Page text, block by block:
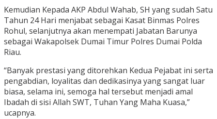
Kemudian Kepada AKP Abdul Wahab, SH yang sudah Satu
Tahun 24 Hari menjabat sebagai Kasat Binmas Polres
Rohul, selanjutnya akan menempati Jabatan Barunya
sebagai Wakapolsek Dumai Timur Polres Dumai Polda
Riau.
“Banyak prestasi yang ditorehkan Kedua Pejabat ini serta
pengabdian, loyalitas dan dedikasinya yang sangat luar
biasa, selama ini, semoga hal tersebut menjadi amal
Ibadah di sisi Allah SWT, Tuhan Yang Maha Kuasa,”
ucapnya.